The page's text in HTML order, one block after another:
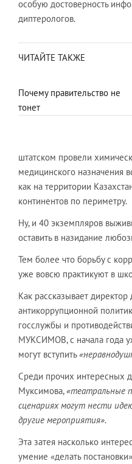
особую достоверность
диптерологов.
ЧИТАЙТЕ ТАКЖЕ
Почему правительство не
тонет
штатском провели
медицинского назначения
как на территории
континентов по периметру.
Ну, и 40 экземпляров
оставить в назидание
Тем более что борьбу с
уже вовсю практикуют в
Как рассказывает директор
антикоррупционной
госслужбы и
МУКСИМОВ, с начала года
могут вступить
Среди прочих интересных
Муксимова,«театральные
сценариях могут нести
другие мероприятия».
Эта затея насколько
умение «делать